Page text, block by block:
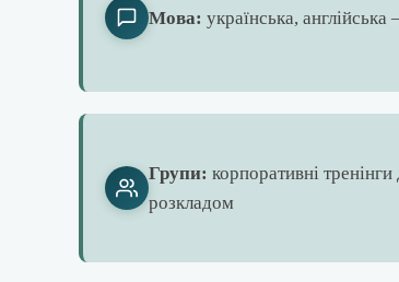
Мова: українська,
Групи: корпоративні
розкладом